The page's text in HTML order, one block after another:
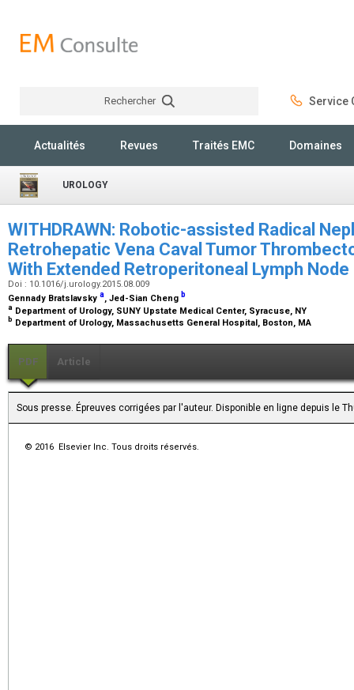
Rechercher Service
Actualités Revues Traités EMC Domaines
UROLOGY
WITHDRAWN: Robotic-assisted Radical
Retrohepatic Vena Caval Tumor
With Extended Retroperitoneal Lymph
Doi : 10.1016/j.urology.2015.08.009
Gennady Bratslavsky a, Jed-Sian Cheng b
a Department of Urology, SUNY Upstate Medical Center, Syracuse, NY
b Department of Urology, Massachusetts General Hospital, Boston, MA
PDF Article
Sous presse. Épreuves corrigées par l'auteur. Disponible en ligne depuis le
© 2016 Elsevier Inc. Tous droits réservés.